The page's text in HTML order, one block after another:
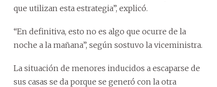
que utilizan esta estrategia”, explicó.
“En definitiva, esto no es algo que ocurre de la
noche a la mañana”, según sostuvo la viceministra.
La situación de menores inducidos a escaparse de
sus casas se da porque se generó con la otra